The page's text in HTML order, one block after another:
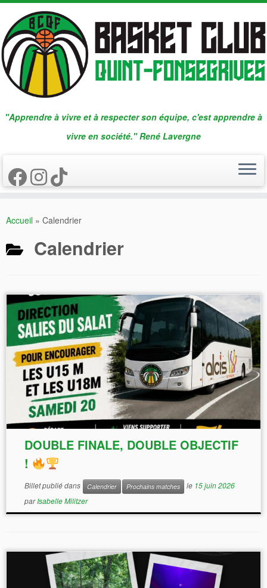
Passer
contenu
"Apprendre à vivre et à respecter son équipe, c'est apprendre à
vivre en société." René Lavergne
Accueil » Calendrier
Calendrier
DOUBLE FINALE, DOUBLE OBJECTIF
!
Billet publié dans Calendrier Prochains matches le 15 juin 2026
parIsabelle Militzer